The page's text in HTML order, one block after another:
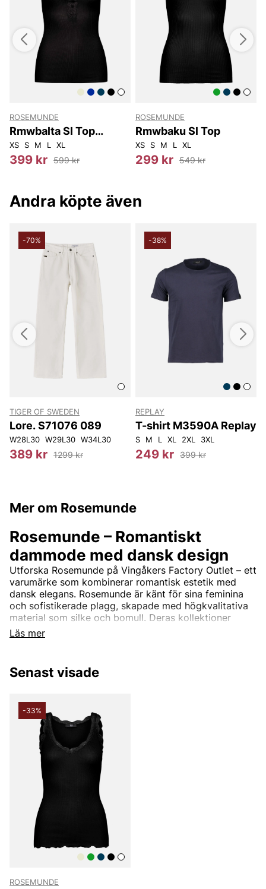
ROSEMUNDE
Rmwbalta Sl Top
W/button Lace
XS S M L XL
399 kr 599 kr
ROSEMUNDE
Rmwbaku Sl Top
XS S M L XL
299 kr 549 kr
Andra köpte även
-70%
TIGER OF SWEDEN
Lore. S71076 089
W28L30 W29L30 W34L30
389 kr 1299 kr
-38%
REPLAY
T-shirt M3590A Replay
S M L XL 2XL 3XL
249 kr 399 kr
Mer om Rosemunde
Läs mer
Rosemunde – Romantiskt
dammode med dansk design
Utforska Rosemunde på Vingåkers Factory Outlet – ett
varumärke som kombinerar romantisk estetik med
dansk elegans. Rosemunde är känt för sina feminina
och sofistikerade plagg, skapade med högkvalitativa
material som silke och bomull. Deras kollektioner
inkluderar allt från vackra spetsdetaljerade toppar och
mjuka cardigans till tidlösa klänningar och stilrena
Rosemundes design är tidlös och passar perfekt för
varumärket plagg som enkelt kan bäras både till
vardags och till fest.
Rosemunde – Feminint mode till
outletpriser
På Vingåkers Factory Outlet hittar du ett noga utvalt
sortiment av Rosemunde till fantastiska outletpriser.
Låt dig inspireras av dansk design och uppdatera din
garderob med feminina plagg som aldrig går ur tiden.
Senast visade
-33%
ROSEMUNDE